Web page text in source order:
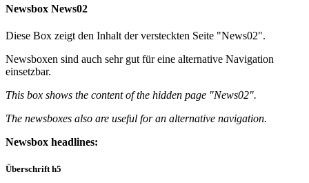
Newsbox News02
Diese Box zeigt den Inhalt der versteckten Seite "News02".
Newsboxen sind auch sehr gut für eine alternative Navigation
einsetzbar.
This box shows the content of the hidden page "News02".
The newsboxes also are useful for an alternative navigation.
Newsbox headlines:
Überschrift h5